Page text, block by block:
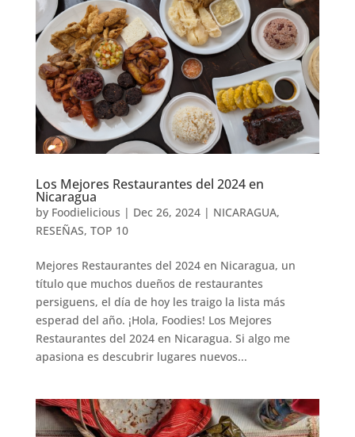
Los Mejores Restaurantes del 2024 en
Nicaragua
by Foodielicious | Dec 26, 2024| NICARAGUA,
RESEÑAS, TOP 10
Mejores Restaurantes del 2024 en Nicaragua, un
título que muchos dueños de restaurantes
persiguens, el día de hoy les traigo la lista más
esperad del año. ¡Hola, Foodies! Los Mejores
Restaurantes del 2024 en Nicaragua. Si algo me
apasiona es descubrir lugares nuevos...